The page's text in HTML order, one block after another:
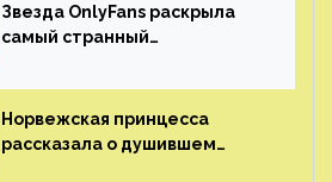
Звезда OnlyFans раскрыла
самый странный
от фаната
Норвежская принцесса
рассказала о душившем